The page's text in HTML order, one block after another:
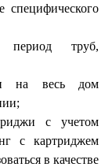
специфического
период труб,
на весь дом
с учетом
с картриджем
в качестве